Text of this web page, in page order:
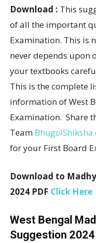
Download : This
of all the important
Examination. This is
never depends upon
your textbooks
This is the complete
information of West
Examination. Share
Team
for your First Board
Download to
2024 PDF Click Here
West Bengal
Suggestion